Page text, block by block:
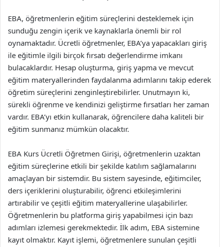
EBA, öğretmenlerin eğitim süreçlerini desteklemek için
sunduğu zengin içerik ve kaynaklarla önemli bir rol
oynamaktadır. Ücretli öğretmenler, EBA’ya yapacakları giriş
ile eğitimle ilgili birçok fırsatı değerlendirme imkanı
bulacaklardır. Hesap oluşturma, giriş yapma ve mevcut
eğitim materyallerinden faydalanma adımlarını takip ederek
öğretim süreçlerini zenginleştirebilirler. Unutmayın ki,
sürekli öğrenme ve kendinizi geliştirme fırsatları her zaman
vardır. EBA’yı etkin kullanarak, öğrencilere daha kaliteli bir
eğitim sunmanız mümkün olacaktır.
EBA Kurs Ücretli Öğretmen Girişi, öğretmenlerin uzaktan
eğitim süreçlerine etkili bir şekilde katılım sağlamalarını
amaçlayan bir sistemdir. Bu sistem sayesinde, eğitimciler,
ders içeriklerini oluşturabilir, öğrenci etkileşimlerini
artırabilir ve çeşitli eğitim materyallerine ulaşabilirler.
Öğretmenlerin bu platforma giriş yapabilmesi için bazı
adımları izlemesi gerekmektedir. İlk adım, EBA sistemine
kayıt olmaktır. Kayıt işlemi, öğretmenlere sunulan çeşitli